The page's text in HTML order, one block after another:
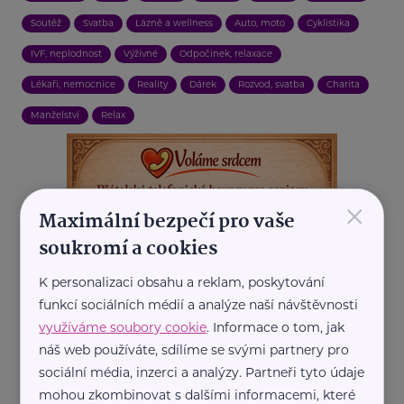
Soutěž Svatba Lázně a wellness Auto, moto Cyklistika
IVF, neplodnost Výživné Odpočinek, relaxace
Lékaři, nemocnice Reality Dárek Rozvod, svatba Charita
Manželství Relax
×
Maximální bezpečí pro vaše
soukromí a cookies
K personalizaci obsahu a reklam, poskytování
funkcí sociálních médií a analýze naší návštěvnosti
využíváme soubory cookie. Informace o tom, jak
náš web používáte, sdílíme se svými partnery pro
sociální média, inzerci a analýzy. Partneři tyto údaje
mohou zkombinovat s dalšími informacemi, které